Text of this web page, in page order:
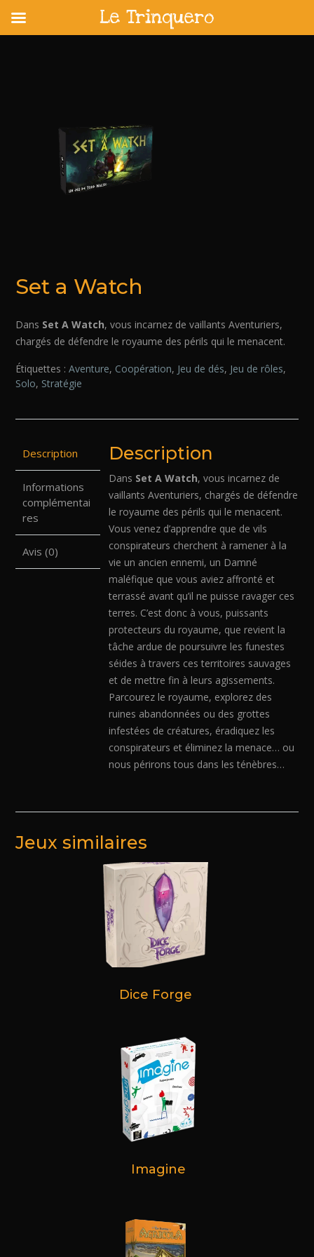
Set a Watch
Dans Set A Watch, vous incarnez de vaillants Aventuriers,
chargés de défendre le royaume des périls qui le menacent.
Étiquettes : Aventure, Coopération, Jeu de dés, Jeu de rôles,
Solo, Stratégie
Description
Informations
complémentai
res
Avis (0)
Description
Dans Set A Watch, vous incarnez de
vaillants Aventuriers, chargés de défendre
le royaume des périls qui le menacent.
Vous venez d’apprendre que de vils
conspirateurs cherchent à ramener à la
vie un ancien ennemi, un Damné
maléfique que vous aviez affronté et
terrassé avant qu’il ne puisse ravager ces
terres. C’est donc à vous, puissants
protecteurs du royaume, que revient la
tâche ardue de poursuivre les funestes
séides à travers ces territoires sauvages
et de mettre fin à leurs agissements.
Parcourez le royaume, explorez des
ruines abandonnées ou des grottes
infestées de créatures, éradiquez les
conspirateurs et éliminez la menace… ou
nous périrons tous dans les ténèbres…
Jeux similaires
Dice Forge
Imagine
Le Trinquero